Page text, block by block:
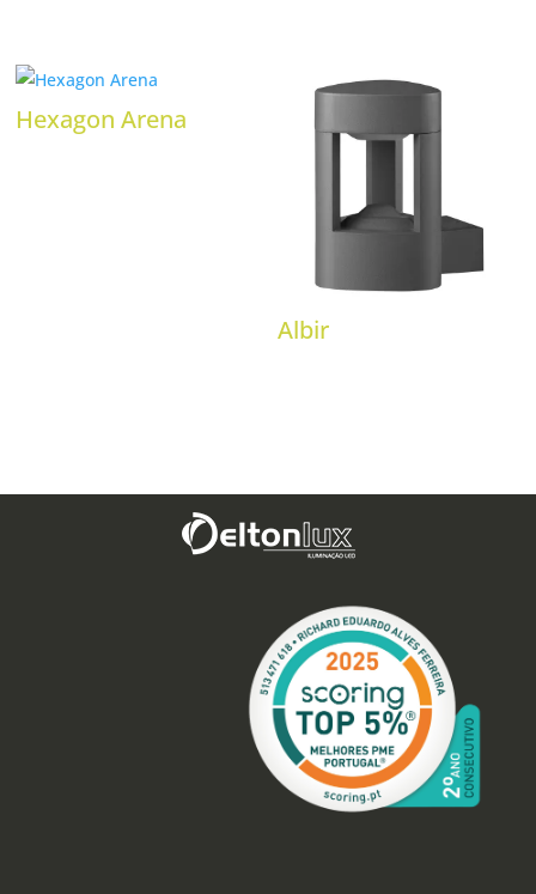
Hexagon Arena
Albir